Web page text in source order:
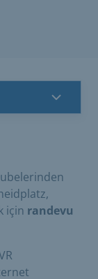
için randevu